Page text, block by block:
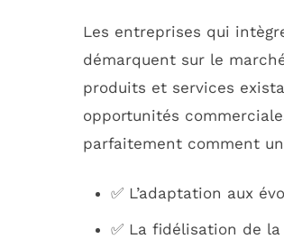
Les entreprises qui
démarquent sur le
produits et services
opportunités
parfaitement comment
✅ L’adaptation aux
✅ La fidélisation de